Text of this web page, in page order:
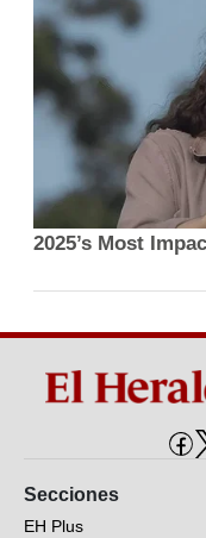
2025’s Most
Secciones
EH Plus